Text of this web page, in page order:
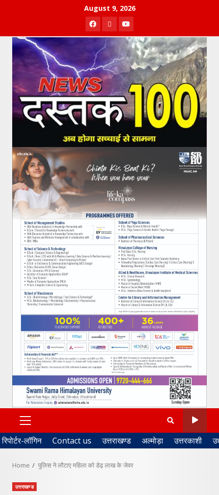
August 9, 2026
Facebook
TwitterYoutube
PRIMARY
MENU
रिपोर्टर-लॉगिन Contact us उत्तराखण्ड अल्मोड़ा उत्तरकाशी
Home पुलिस ने लौटाए महिला को डेढ़ लाख के जेवर
उत्तराखण्ड